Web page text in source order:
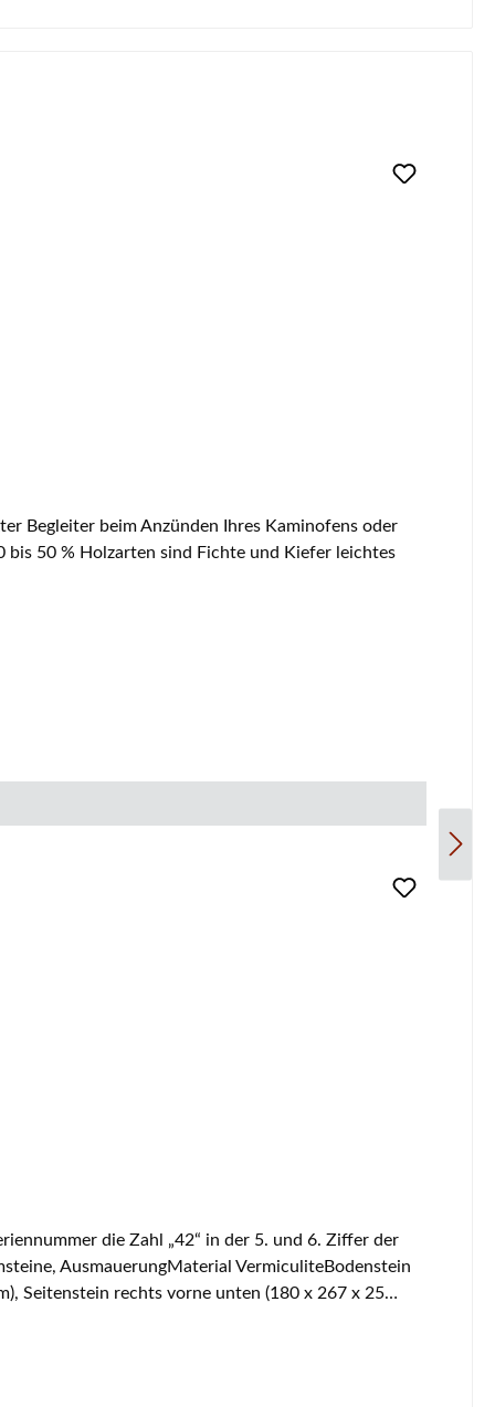
Begleiter beim Anzünden Ihres Kaminofens oder
die Zahl „42“ in der 5. und 6. Ziffer der
AusmauerungMaterial VermiculiteBodenstein
Seitenstein rechts vorne unten (180 x 267 x 25